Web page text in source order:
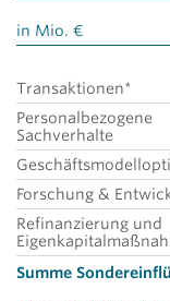
in Mio. €
Transaktionen*
Personalbezogene
Sachverhalte
Forschung &
Refinanzierung und
Summe